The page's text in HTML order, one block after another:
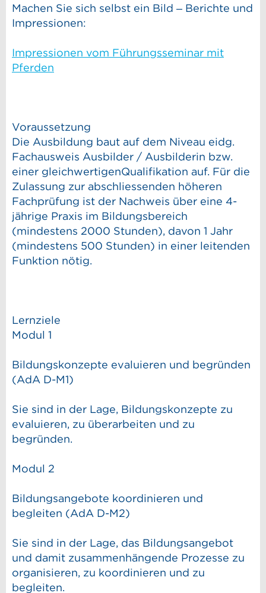
Machen Sie sich selbst ein Bild – Berichte und
Impressionen:
Impressionen vom Führungsseminar mit
Pferden
Voraussetzung
Die Ausbildung baut auf dem Niveau eidg.
Fachausweis Ausbilder / Ausbilderin bzw.
einer gleichwertigenQualifikation auf. Für die
Zulassung zur abschliessenden höheren
Fachprüfung ist der Nachweis über eine 4-
jährige Praxis im Bildungsbereich
(mindestens 2000 Stunden), davon 1 Jahr
(mindestens 500 Stunden) in einer leitenden
Funktion nötig.
Lernziele
Modul 1
Bildungskonzepte evaluieren und begründen
(AdA D-M1)
Sie sind in der Lage, Bildungskonzepte zu
evaluieren, zu überarbeiten und zu
begründen.
Modul 2
Bildungsangebote koordinieren und
begleiten (AdA D-M2)
Sie sind in der Lage, das Bildungsangebot
und damit zusammenhängende Prozesse zu
organisieren, zu koordinieren und zu
begleiten.